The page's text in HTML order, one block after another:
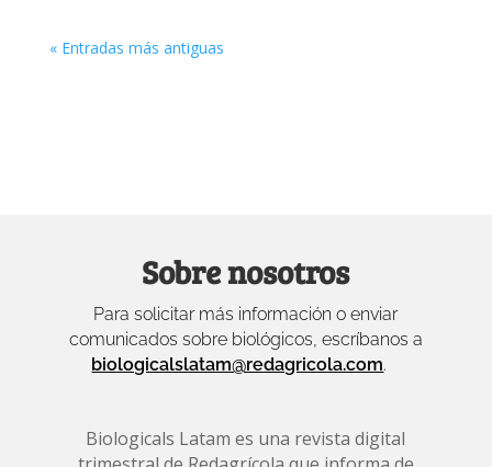
« Entradas más antiguas
Sobre nosotros
Para solicitar más información o enviar
comunicados sobre biológicos, escríbanos a
biologicalslatam@redagricola.com.
Biologicals Latam es una revista digital